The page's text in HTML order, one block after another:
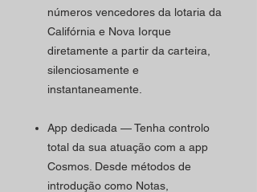
números vencedores da lotaria da
Califórnia e Nova Iorque
diretamente a partir da carteira,
silenciosamente e
instantaneamente.
App dedicada — Tenha controlo
total da sua atuação com a app
Cosmos. Desde métodos de
introdução como Notas,